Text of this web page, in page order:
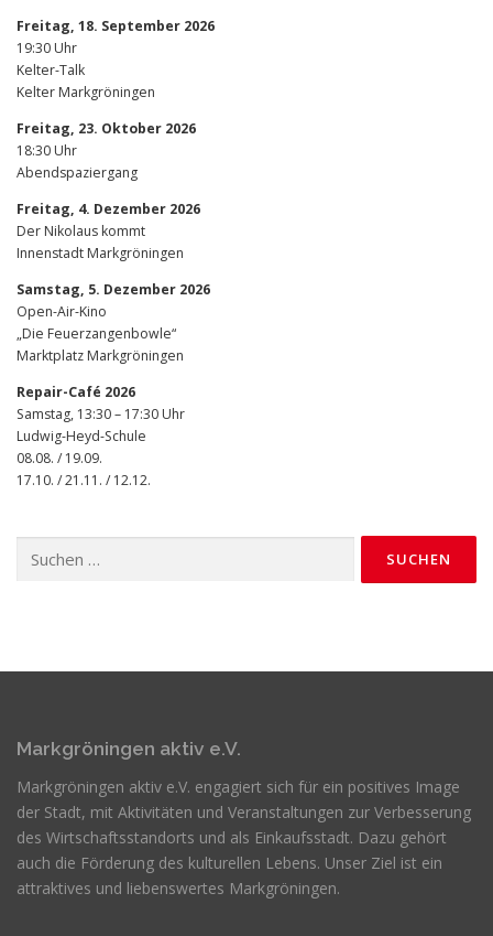
Freitag, 18. September 2026
19:30 Uhr
Kelter-Talk
Kelter Markgröningen
Freitag, 23. Oktober 2026
18:30 Uhr
Abendspaziergang
Freitag, 4. Dezember 2026
Der Nikolaus kommt
Innenstadt Markgröningen
Samstag, 5. Dezember 2026
Open-Air-Kino
„Die Feuerzangenbowle“
Marktplatz Markgröningen
Repair-Café 2026
Samstag, 13:30 – 17:30 Uhr
Ludwig-Heyd-Schule
08.08. / 19.09.
17.10. / 21.11. / 12.12.
nach:
Markgröningen aktiv e.V.
Markgröningen aktiv e.V. engagiert sich für ein positives Image
der Stadt, mit Aktivitäten und Veranstaltungen zur Verbesserung
des Wirtschaftsstandorts und als Einkaufsstadt. Dazu gehört
auch die Förderung des kulturellen Lebens. Unser Ziel ist ein
attraktives und liebenswertes Markgröningen.